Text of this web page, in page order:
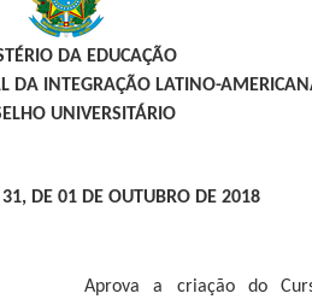
DA EDUCAÇÃO
DA INTEGRAÇÃO LATINO-
UNIVERSITÁRIO
31, DE 01 DE OUTUBRO DE 2018
Aprova a criação do